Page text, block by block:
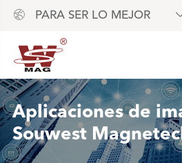
 PARA SER LO MEJOR
Aplicaciones de
Souwest